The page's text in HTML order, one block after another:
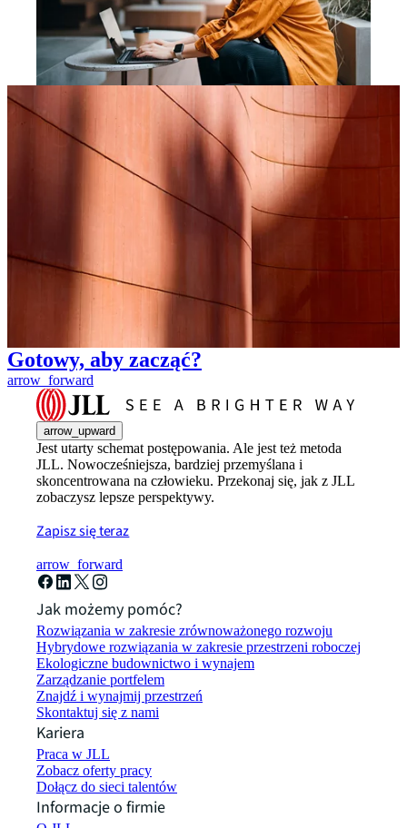
Gotowy, aby zacząć?
arrow_forward
arrow_upward
Jest utarty schemat postępowania. Ale jest też metoda
JLL. Nowocześniejsza, bardziej przemyślana i
skoncentrowana na człowieku. Przekonaj się, jak z JLL
zobaczysz lepsze perspektywy.
Zapisz się teraz
arrow_forward
Jak możemy pomóc?
Rozwiązania w zakresie zrównoważonego rozwoju
Hybrydowe rozwiązania w zakresie przestrzeni roboczej
Ekologiczne budownictwo i wynajem
Zarządzanie portfelem
Znajdź i wynajmij przestrzeń
Skontaktuj się z nami
Kariera
Praca w JLL
Zobacz oferty pracy
Dołącz do sieci talentów
Informacje o firmie